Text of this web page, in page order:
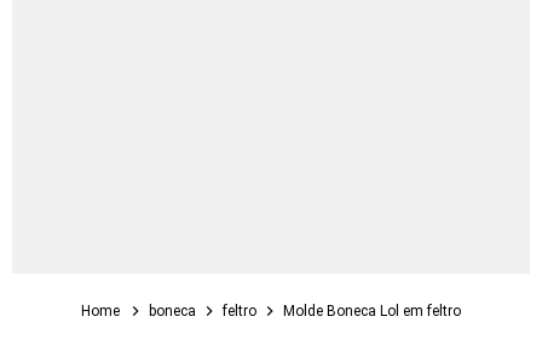
Home boneca feltro Molde Boneca Lol em feltro